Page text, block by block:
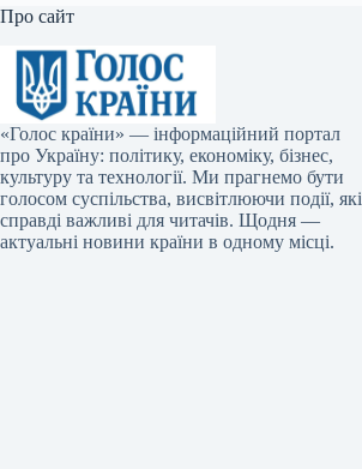
Про сайт
«Голос країни» — інформаційний портал
про Україну: політику, економіку, бізнес,
культуру та технології. Ми прагнемо бути
голосом суспільства, висвітлюючи події, які
справді важливі для читачів. Щодня —
актуальні новини країни в одному місці.